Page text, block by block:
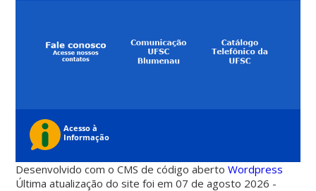
Desenvolvido com o CMS de código abertoWordpress
Última atualização do site foi em 07 de agosto 2026 -